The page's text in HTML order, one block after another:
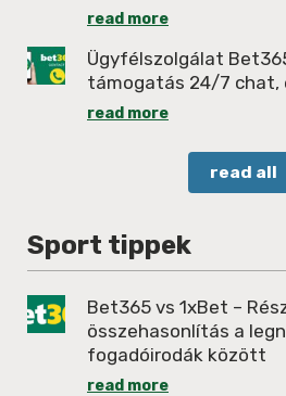
read more
Ügyfélszolgálat
támogatás 24/7 chat,
read more
read all
Sport tippek
Bet365 vs 1xBet –
összehasonlítás a
fogadóirodák között
read more